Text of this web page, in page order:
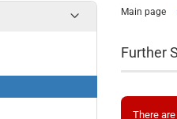
Main page
Further
There